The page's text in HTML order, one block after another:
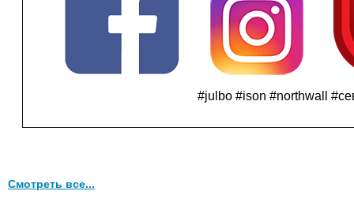
#julbo #ison #northwall
Смотреть все...